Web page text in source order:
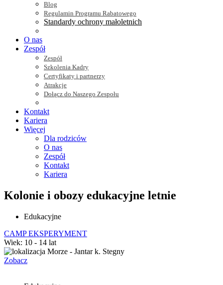
Blog
Regulamin Programu Rabatowego
Standardy ochrony małoletnich
O nas
Zespół
Zespół
Szkolenia Kadry
Certyfikaty i partnerzy
Atrakcje
Dołącz do Naszego Zespołu
Kontakt
Kariera
Więcej
Dla rodziców
O nas
Zespół
Kontakt
Kariera
Kolonie i obozy edukacyjne letnie
Edukacyjne
CAMP EKSPERYMENT
Wiek: 10 - 14 lat
Morze - Jantar k. Stegny
Zobacz